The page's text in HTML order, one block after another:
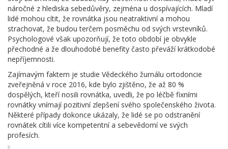
náročné z hlediska sebedůvěry, zejména u dospívajících. Mladí
lidé mohou cítit, že rovnátka jsou neatraktivní a mohou
strachovat, že budou terčem posměchu od svých vrstevníků.
Psychologové však upozorňují, že toto období je obvykle
přechodné a že dlouhodobé benefity často převáží krátkodobé
nepříjemnosti.
Zajímavým faktem je studie Vědeckého žurnálu ortodoncie
zveřejněná v roce 2016, kde bylo zjištěno, že až 80 %
dospělých, kteří nosili rovnátka, uvedli, že po léčbě fixními
rovnátky vnímají pozitivní zlepšení svého společenského života.
Některé případy dokonce ukázaly, že lidé se po odstranění
rovnátek cítili více kompetentní a sebevědomí ve svých
profesích.